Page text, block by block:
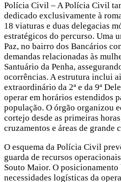
Polícia Civil – A Polícia Civil
dedicado exclusivamente à
18 viaturas e duas delegacias
estratégicos do percurso. Uma
Paz, no bairro dos Bancários
demandas relacionadas às
Santuário da Penha,
ocorrências. A estrutura inclui
extraordinário da 2ª e da 9ª
operar em horários estendidos
população. O órgão organizou
cortejo desde as primeiras
cruzamentos e áreas de grande
O esquema da Polícia Civil
guarda de recursos
Souto Maior. O posicionamento
necessidades logísticas da